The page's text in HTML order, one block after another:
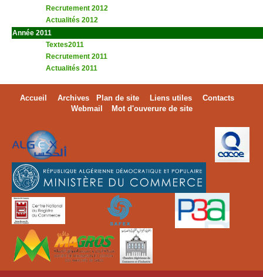
Recrutement 2012
Actualités 2012
Année 2011
Textes2011
Recrutement 2011
Actualités 2011
Accueil Archives Plan de site Liens utiles
Contacts
Webmail
Mot d'ouverure de site